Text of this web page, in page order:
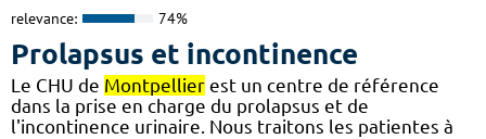
relevance: 74%
Prolapsus et incontinence
Le CHU de Montpellier est un centre de référence
dans la prise en charge du prolapsus et de
l'incontinence urinaire. Nous traitons les patientes à